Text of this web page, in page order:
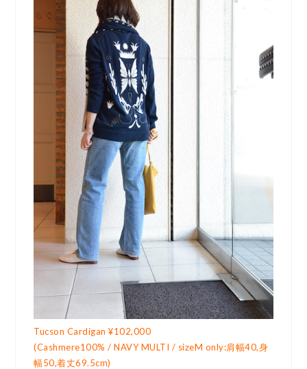
Tucson Cardigan ¥102,000
(Cashmere100% / NAVY MULTI / sizeM only:肩幅40,身
幅50,着丈69.5cm)